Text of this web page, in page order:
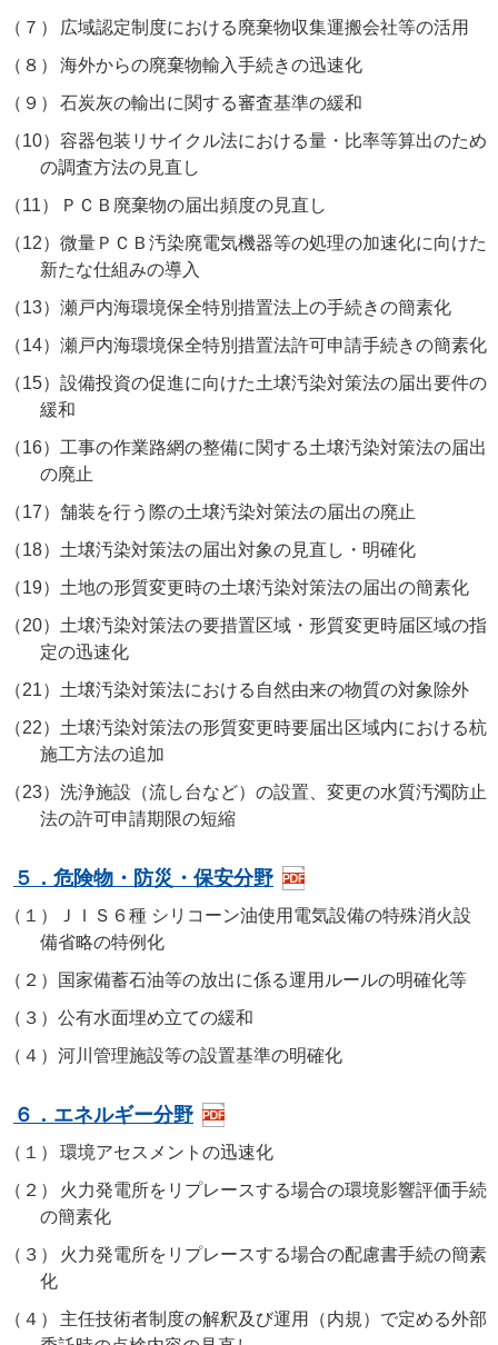
（７）
広域認定制度における廃棄物収集運搬会社等の活用
（８）
海外からの廃棄物輸入手続きの迅速化
（９）
石炭灰の輸出に関する審査基準の緩和
（10） 容器包装リサイクル法における量・比率等算出のため
の調査方法の見直し
（11）
ＰＣＢ廃棄物の届出頻度の見直し
（12） 微量ＰＣＢ汚染廃電気機器等の処理の加速化に向けた
新たな仕組みの導入
（13） 瀬戸内海環境保全特別措置法上の手続きの簡素化
（14） 瀬戸内海環境保全特別措置法許可申請手続きの簡素化
（15） 設備投資の促進に向けた土壌汚染対策法の届出要件の
緩和
（16） 工事の作業路網の整備に関する土壌汚染対策法の届出
の廃止
（17） 舗装を行う際の土壌汚染対策法の届出の廃止
（18） 土壌汚染対策法の届出対象の見直し・明確化
（19） 土地の形質変更時の土壌汚染対策法の届出の簡素化
（20） 土壌汚染対策法の要措置区域・形質変更時届区域の指
定の迅速化
（21） 土壌汚染対策法における自然由来の物質の対象除外
（22） 土壌汚染対策法の形質変更時要届出区域内における杭
施工方法の追加
（23） 洗浄施設（流し台など）の設置、変更の水質汚濁防止
法の許可申請期限の短縮
５．危険物・防災・保安分野
（１）
ＪＩＳ６種 シリコーン油使用電気設備の特殊消火設
備省略の特例化
（２）
国家備蓄石油等の放出に係る運用ルールの明確化等
（３） 公有水面埋め立ての緩和
（４） 河川管理施設等の設置基準の明確化
６．エネルギー分野
（１）
環境アセスメントの迅速化
（２）
火力発電所をリプレースする場合の環境影響評価手続
の簡素化
（３）
火力発電所をリプレースする場合の配慮書手続の簡素
化
（４）
主任技術者制度の解釈及び運用（内規）で定める外部